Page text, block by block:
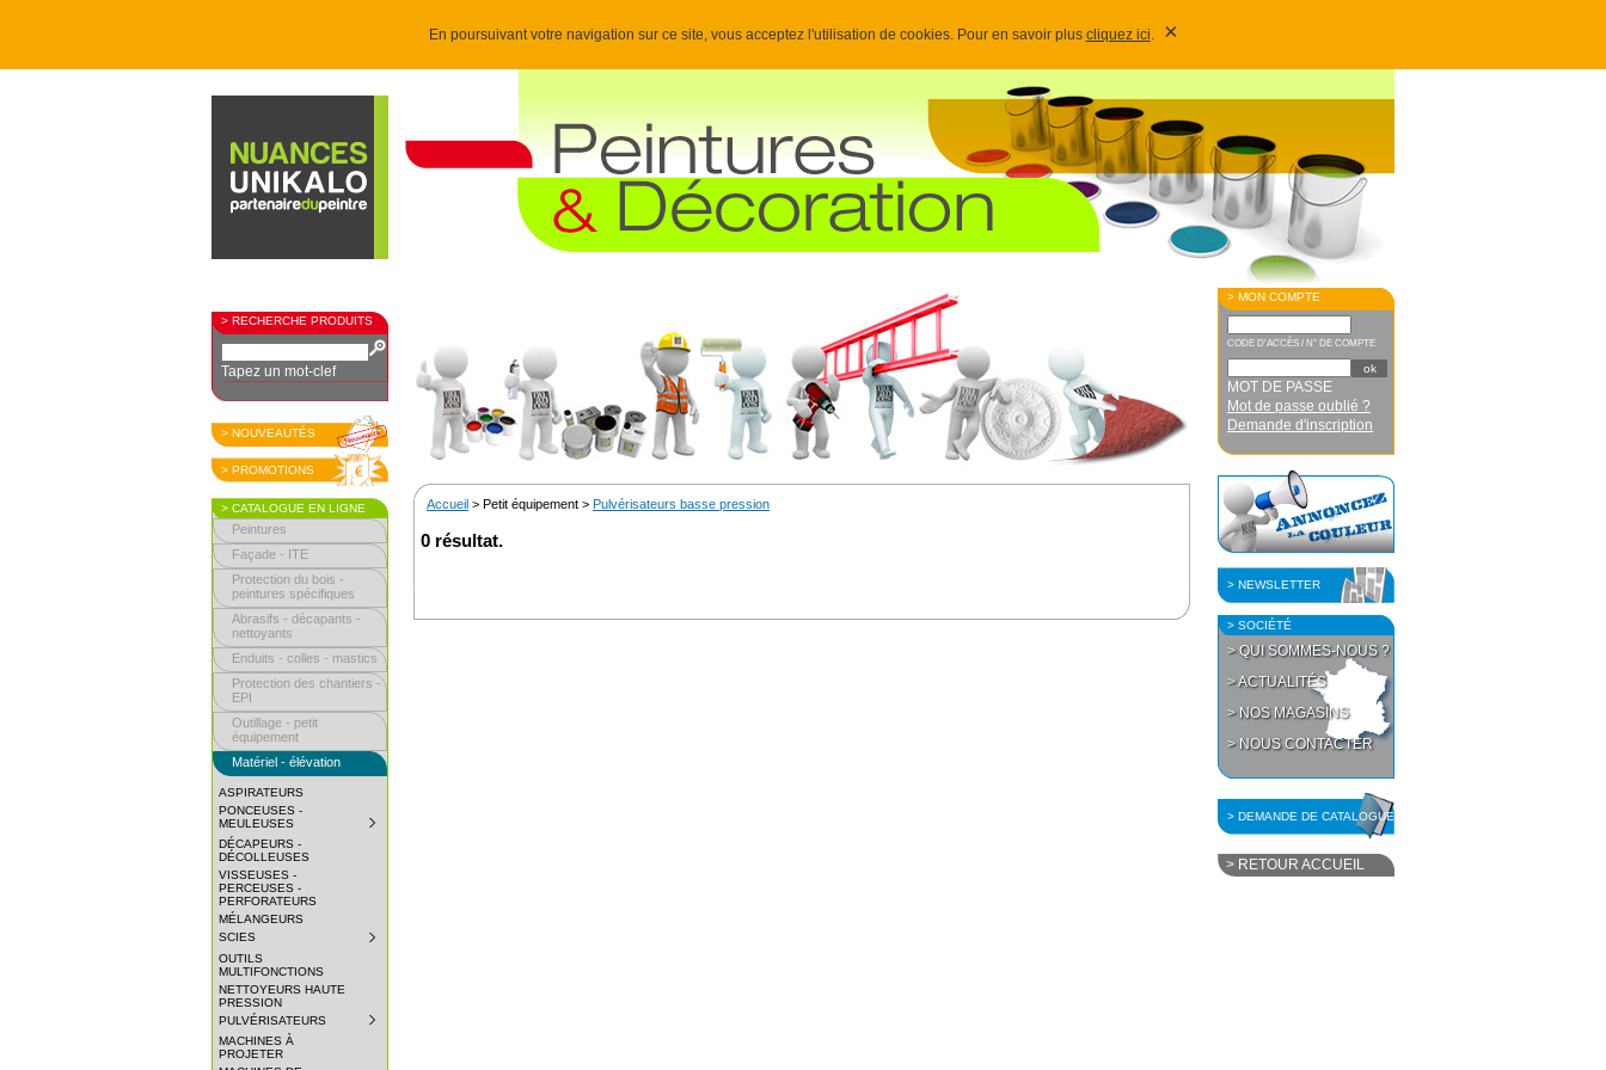
En poursuivant votre navigation sur ce site, vous acceptez l'utilisation de cookies. Pour en savoir plus cliquez ici. ×
> RECHERCHE PRODUITS
Tapez un mot-clef
> NOUVEAUTÉS
> PROMOTIONS
> CATALOGUE EN LIGNE
Peintures
Façade - ITE
Protection du bois -
peintures spécifiques
Abrasifs - décapants -
nettoyants
Enduits - colles - mastics
Protection des chantiers -
EPI
Outillage - petit
équipement
Matériel - élévation
ASPIRATEURS
PONCEUSES -
MEULEUSES
DÉCAPEURS -
DÉCOLLEUSES
VISSEUSES -
PERCEUSES -
PERFORATEURS
MÉLANGEURS
SCIES
OUTILS
MULTIFONCTIONS
NETTOYEURS HAUTE
PRESSION
PULVÉRISATEURS
MACHINES À
PROJETER
Accueil > Petit équipement > Pulvérisateurs basse pression
0 résultat.
> MON COMPTE
CODE D'ACCÈS / N° DE COMPTE
MOT DE PASSE
Mot de passe oublié ?
Demande d'inscription
> NEWSLETTER
> SOCIÉTÉ
> QUI SOMMES-NOUS ?
> ACTUALITÉS
> NOS MAGASINS
> NOUS CONTACTER
> DEMANDE DE CATALOGUE
> RETOUR ACCUEIL